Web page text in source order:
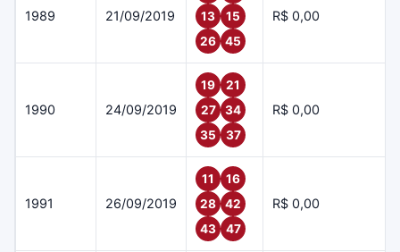
1989 21/09/2019
13
15
26
45
R$ 0,00
1990 24/09/2019
19
21
27
34
35
37
R$ 0,00
1991 26/09/2019
11
16
28
42
43
47
R$ 0,00